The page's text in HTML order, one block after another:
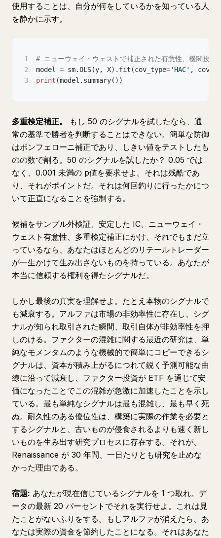
使用することは、自分が何をしているかを知っている人
を静かに示す。
1
# ニューウェイ・ウェストで補正された有意性、機関投資
2
model = sm.OLS(y, X) . fit (cov_type='HAC' ,
3
print (model . summary( ) )
多重検定補正。
もし 50 のシグナルを試したなら、通
常の基準で勝者を判断することはできない。簡単な防御
はボンフェローニ補正であり、しきい値をテストしたも
のの数で割る。50 のシグナルを試したか？ 0.05 では
なく、0.001 未満の p値を要求せよ。それは残酷であ
り、それがポイントだ。それは何回釣りに行ったかにつ
いて正直になることを強制する。
候補をサンプル外検証、安定した IC、ニューウェイ・
ウェスト有意性、多重検定補正にかけ、それでもまだ立
っているなら、あなたはほとんどのリテールトレーダー
が一生かけて生み出さないものを持っている。あなたが
本当に信頼する権利を得たシグナルだ。
しかし最後の真実を理解せよ。たとえ本物のシグナルで
も減衰する。アルファは市場の非効率性に存在し、シグ
ナルが知られ取引された瞬間、取引自体が非効率性を押
しのける。ファクターの混雑に関する最近の研究は、単
純なモメンタムのような機械的で簡単にコピーできるシ
グナルは、資本が積み上がるにつれて鋭く予測可能な曲
線に沿って減衰し、ファクター投資が ETF を通じて安
価になったことでこの混雑が急激に加速したことを示し
ている。最も単純なシグナルは最も混雑し、最も早く死
ぬ。耐久性のある優位性は、構築に実際の作業を必要と
するシグナルと、古いものが侵食されるよりも速く新し
いものを生み出す研究プロセスに存在する。それが、
Renaissance が 30 年間、一日たりとも研究を止めな
かった理由である。
宿題: あなたが現在信じているシグナルを 1 つ取れ。デ
ータの最新 20 パーセントでそれを実行せよ。これは見
たことがないふりをする。もしアルファが消えたら、あ
なたは実際の資金を節約したことになる。それはあなた